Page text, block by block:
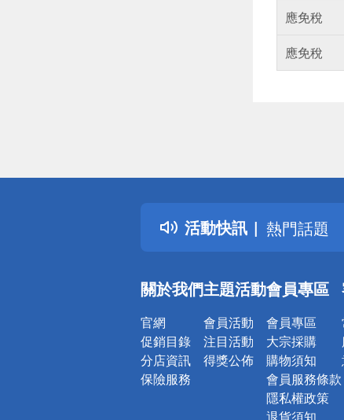
應免稅
應免稅
活動快訊
詐騙網頁
得獎公告
熱門話題
銀行優惠
詐騙網頁
關於我們
官網
促銷目錄
分店資訊
保險服務
主題活動
會員活動
注目活動
得獎公佈
會員專區
會員專區
大宗採購
購物須知
會員服務條款
隱私權政策